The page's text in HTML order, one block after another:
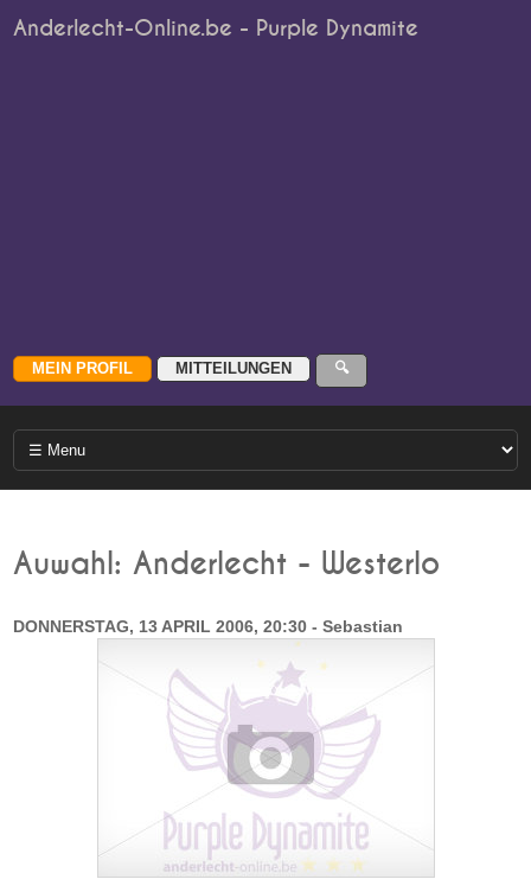
Anderlecht-Online.be - Purple Dynamite
Auwahl: Anderlecht - Westerlo
DONNERSTAG, 13 APRIL 2006, 20:30 - Sebastian